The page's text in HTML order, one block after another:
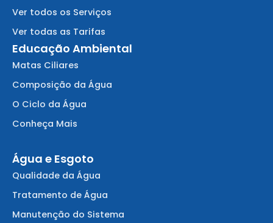
Ver todos os Serviços
Ver todas as Tarifas
Educação Ambiental
Matas Ciliares
Composição da Água
O Ciclo da Água
Conheça Mais
Água e Esgoto
Qualidade da Água
Tratamento de Água
Manutenção do Sistema